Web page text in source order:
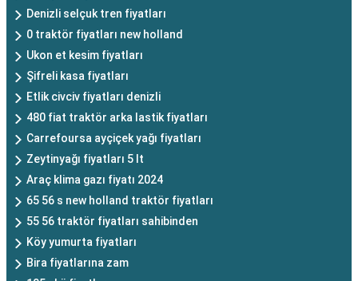
Denizli selçuk tren fiyatları
0 traktör fiyatları new holland
Ukon et kesim fiyatları
Şifreli kasa fiyatları
Etlik civciv fiyatları denizli
480 fiat traktör arka lastik fiyatları
Carrefoursa ayçiçek yağı fiyatları
Zeytinyağı fiyatları 5 lt
Araç klima gazı fiyatı 2024
65 56 s new holland traktör fiyatları
55 56 traktör fiyatları sahibinden
Köy yumurta fiyatları
Bira fiyatlarına zam